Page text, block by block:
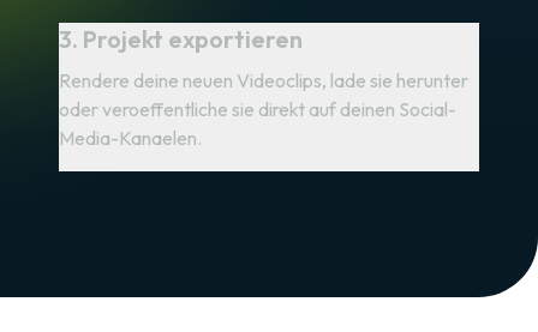
3. Projekt exportieren
Rendere deine neuen Videoclips, lade sie herunter
oder veroeffentliche sie direkt auf deinen Social-
Media-Kanaelen.